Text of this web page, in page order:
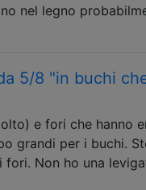
nel legno
5/8 "in buchi
e fori che hanno
grandi per i buchi.
fori. Non ho una